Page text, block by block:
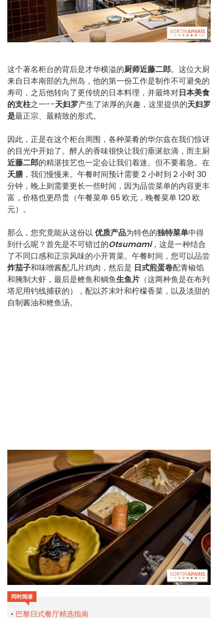
这个著名柜台的背后是才华横溢的厨师近藤二郎。这位大厨
来自日本南部的九州岛，他的第一份工作是制作不可避免的
寿司，之后他转向了更传统的日本料理，并最终对日本美食
的支柱之一--天妇罗产生了浓厚的兴趣，这里提供的天妇罗
是最正宗、最精致的形式。
因此，正是在这个柜台周围，各种菜肴的华尔兹在我们惊讶
的目光中开始了。醉人的香味很快让我们垂涎欲滴，而主厨
近藤二郎的精湛技艺也一定会让我们着迷。但不要着急。在
天膳，我们慢慢来。午餐时间预计需要 2 小时到 2 小时 30
分钟，晚上则需要更长一些时间，因为品尝菜单的内容更丰
富，价格也更昂贵（午餐菜单 65 欧元，晚餐菜单 120 欧
元）。
那么，您究竟能从这份以优质产品为特色的独特菜单中得
到什么呢？首先是不可错过的Otsumami，这是一种结合
了不同口感和正宗风味的小开胃菜。午餐时间，您可以品尝
炸茄子和味噌酱配几片鸡肉，然后是 日式煎蛋卷配青椒馅
和腌制大虾，最后是鲣鱼和鲷鱼生鱼片 （这两种鱼是在布列
塔尼用钓线捕获的），配以芥末叶和柠檬香菜，以及淡甜的
自制酱油和鲣鱼汤。
同时阅读
巴黎日式餐厅精选指南